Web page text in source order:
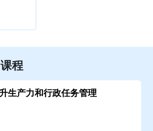
程
生产力和行政任务管理